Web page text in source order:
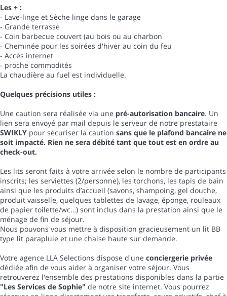
Les + :
- Lave-linge et Sèche linge dans le garage
- Grande terrasse
- Coin barbecue couvert (au bois ou au charbon
- Cheminée pour les soirées d'hiver au coin du feu
- Accès internet
- proche commodités
La chaudière au fuel est individuelle.
Quelques précisions utiles :
Une caution sera réalisée via une pré-autorisation bancaire. Un
lien sera envoyé par mail depuis le serveur de notre prestataire
SWIKLY pour sécuriser la caution sans que le plafond bancaire ne
soit impacté. Rien ne sera débité tant que tout est en ordre au
check-out.
Les lits seront faits à votre arrivée selon le nombre de participants
inscrits; les serviettes (2/personne), les torchons, les tapis de bain
ainsi que les produits d’accueil (savons, shampoing, gel douche,
produit vaisselle, quelques tablettes de lavage, éponge, rouleaux
de papier toilette/wc…) sont inclus dans la prestation ainsi que le
ménage de fin de séjour.
Nous pouvons vous mettre à disposition gracieusement un lit BB
type lit parapluie et une chaise haute sur demande.
Votre agence LLA Selections dispose d'une conciergerie privée
dédiée afin de vous aider à organiser votre séjour. Vous
retrouverez l'ensemble des prestations disponibles dans la partie
"Les Services de Sophie" de notre site internet. Vous pourrez